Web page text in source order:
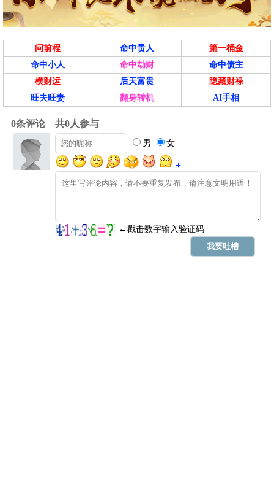
问前程 命中贵人
第一桶金
命中小人
命中劫财
命中债主
横财运
后天富贵
隐藏财禄
旺夫旺妻
翻身转机 AI手相